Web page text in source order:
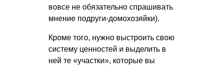
вовсе не обязательно спрашивать
мнение подруги-домохозяйки).
Кроме того, нужно выстроить свою
систему ценностей и выделить в
ней те «участки», которые вы